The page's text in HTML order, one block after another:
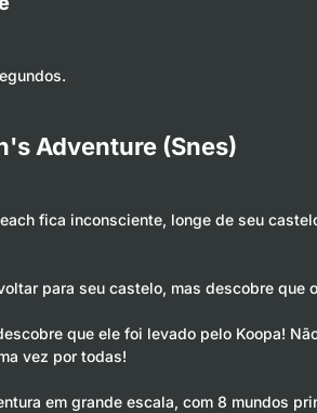
Adventure (Snes)
fica inconsciente, longe de seu
para seu castelo, mas descobre que
que ele foi levado pelo Koopa!
vez por todas!
em grande escala, com 8 mundos